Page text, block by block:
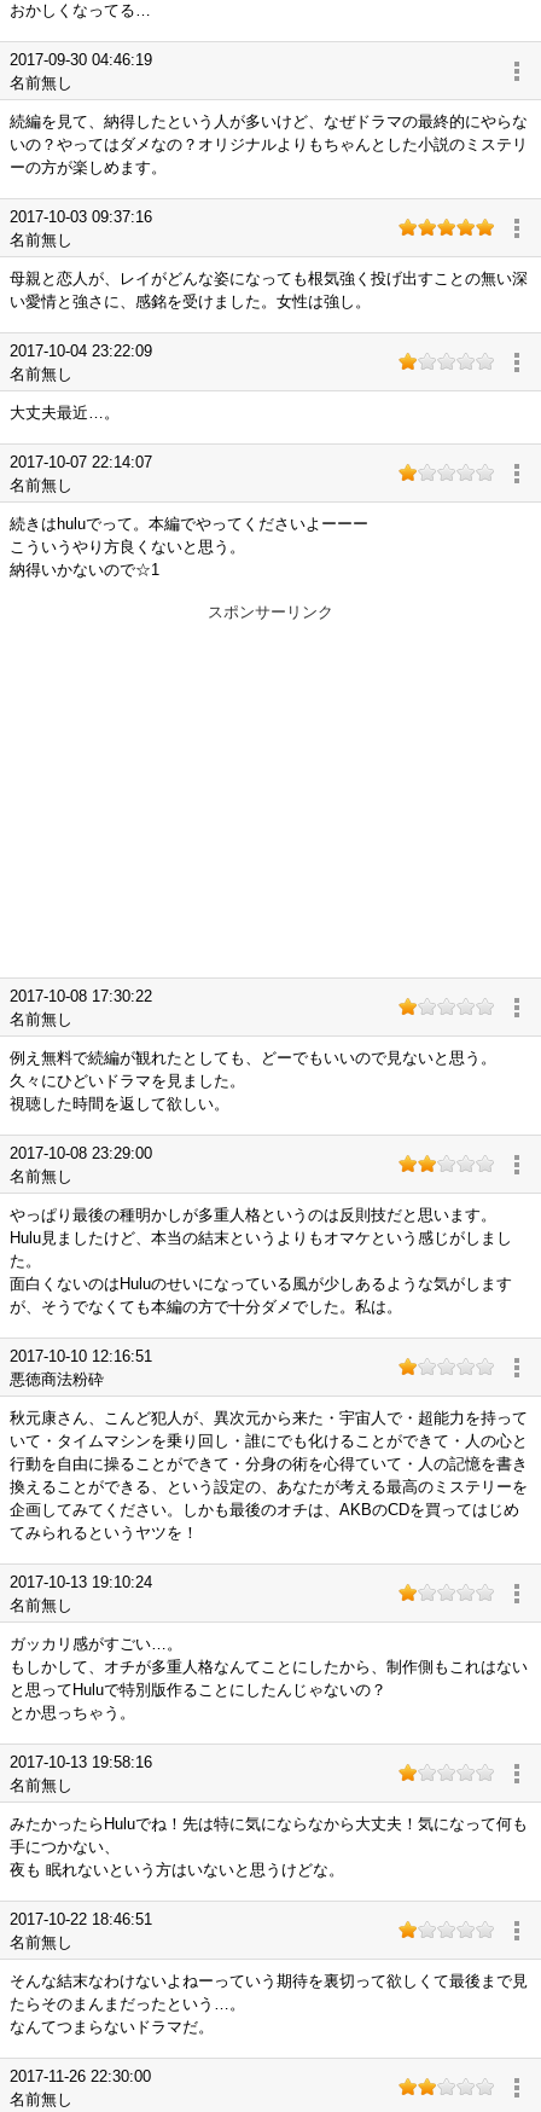
おかしくなってる…
2017-09-30 04:46:19
名前無し
続編を見て、納得したという人が多いけど、なぜドラマの最終的にやらな
いの？やってはダメなの？オリジナルよりもちゃんとした小説のミステリ
ーの方が楽しめます。
2017-10-03 09:37:16
名前無し
母親と恋人が、レイがどんな姿になっても根気強く投げ出すことの無い深
い愛情と強さに、感銘を受けました。女性は強し。
2017-10-04 23:22:09
名前無し
大丈夫最近…。
2017-10-07 22:14:07
名前無し
続きはhuluでって。本編でやってくださいよーーー
こういうやり方良くないと思う。
納得いかないので☆1
スポンサーリンク
2017-10-08 17:30:22
名前無し
例え無料で続編が観れたとしても、どーでもいいので見ないと思う。
久々にひどいドラマを見ました。
視聴した時間を返して欲しい。
2017-10-08 23:29:00
名前無し
やっぱり最後の種明かしが多重人格というのは反則技だと思います。
Hulu見ましたけど、本当の結末というよりもオマケという感じがしまし
た。
面白くないのはHuluのせいになっている風が少しあるような気がします
が、そうでなくても本編の方で十分ダメでした。私は。
2017-10-10 12:16:51
悪徳商法粉砕
秋元康さん、こんど犯人が、異次元から来た・宇宙人で・超能力を持って
いて・タイムマシンを乗り回し・誰にでも化けることができて・人の心と
行動を自由に操ることができて・分身の術を心得ていて・人の記憶を書き
換えることができる、という設定の、あなたが考える最高のミステリーを
企画してみてください。しかも最後のオチは、AKBのCDを買ってはじめ
てみられるというヤツを！
2017-10-13 19:10:24
名前無し
ガッカリ感がすごい…。
もしかして、オチが多重人格なんてことにしたから、制作側もこれはない
と思ってHuluで特別版作ることにしたんじゃないの？
とか思っちゃう。
2017-10-13 19:58:16
名前無し
みたかったらHuluでね！先は特に気にならなから大丈夫！気になって何も
手につかない、
夜も 眠れないという方はいないと思うけどな。
2017-10-22 18:46:51
名前無し
そんな結末なわけないよねーっていう期待を裏切って欲しくて最後まで見
たらそのまんまだったという…。
なんてつまらないドラマだ。
2017-11-26 22:30:00
名前無し